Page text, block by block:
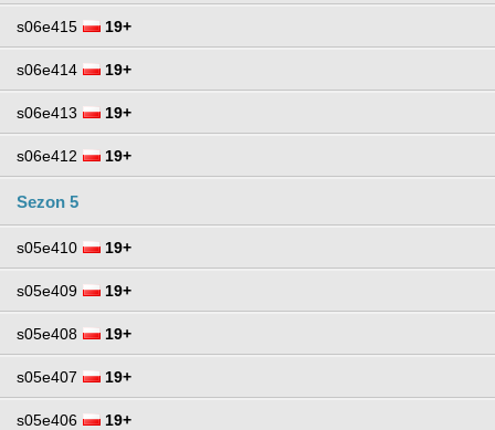
s06e415 19+
s06e414 19+
s06e413 19+
s06e412 19+
Sezon 5
s05e410 19+
s05e409 19+
s05e408 19+
s05e407 19+
s05e406 19+